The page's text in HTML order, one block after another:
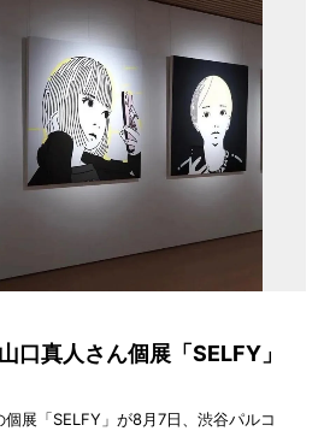
口真人さん個展「SELFY」
展「SELFY」が8月7日、渋谷パルコ